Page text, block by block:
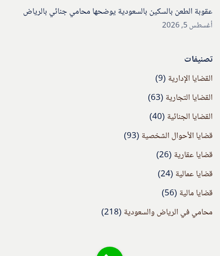
عقوبة الطعن بالسكين بالسعودية يوضحها محامي جنائي بالرياض
أغسطس 5, 2026
تصنيفات
القضايا الإدارية (9)
القضايا التجارية (63)
القضايا الجنائية (40)
قضايا الأحوال الشخصية (93)
قضايا عقارية (26)
قضايا عمالية (24)
قضايا مالية (56)
محامي في الرياض والسعودية (218)